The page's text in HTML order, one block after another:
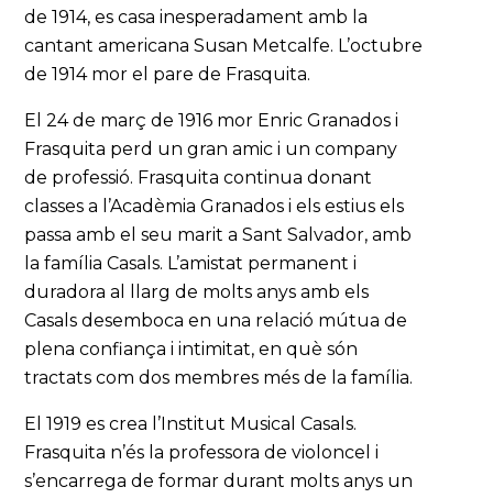
de 1914, es casa inesperadament amb la
cantant americana Susan Metcalfe. L’octubre
de 1914 mor el pare de Frasquita.
El 24 de març de 1916 mor Enric Granados i
Frasquita perd un gran amic i un company
de professió. Frasquita continua donant
classes a l’Acadèmia Granados i els estius els
passa amb el seu marit a Sant Salvador, amb
la família Casals. L’amistat permanent i
duradora al llarg de molts anys amb els
Casals desemboca en una relació mútua de
plena confiança i intimitat, en què són
tractats com dos membres més de la família.
El 1919 es crea l’Institut Musical Casals.
Frasquita n’és la professora de violoncel i
s’encarrega de formar durant molts anys un